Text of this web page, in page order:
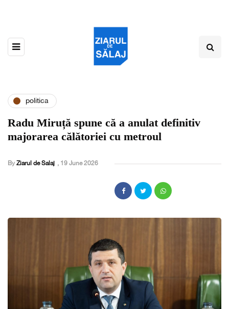
politica
Radu Miruță spune că a anulat definitiv
majorarea călătoriei cu metroul
By Ziarul de Salaj , 19 June 2026